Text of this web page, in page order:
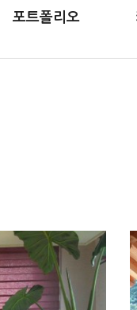
포트폴리오